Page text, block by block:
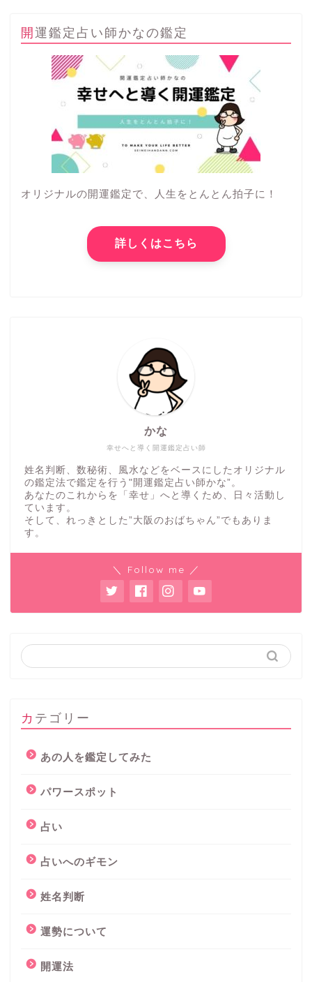
開運鑑定占い師かなの鑑定
オリジナルの開運鑑定で、人生をとんとん拍子に！
詳しくはこちら
幸せへと導く開運鑑定占い師
かな
姓名判断、数秘術、風水などをベースにしたオリジナル
の鑑定法で鑑定を行う"開運鑑定占い師かな”。
あなたのこれからを「幸せ」へと導くため、日々活動し
ています。
そして、れっきとした”大阪のおばちゃん”でもありま
す。
＼ Follow me ／
カテゴリー
あの人を鑑定してみた
パワースポット
占い
占いへのギモン
姓名判断
運勢について
開運法